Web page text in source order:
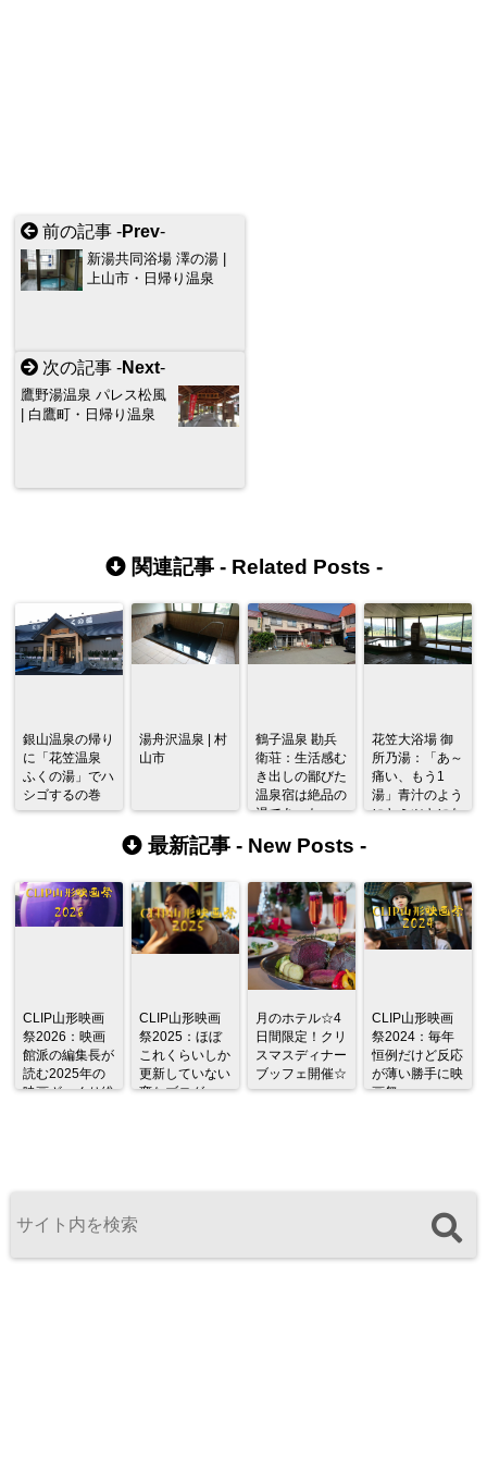
前の記事 -Prev-
新湯共同浴場 澤の湯 |
上山市・日帰り温泉
次の記事 -Next-
鷹野湯温泉 パレス松風
| 白鷹町・日帰り温泉
関連記事 - Related Posts -
銀山温泉の帰り
に「花笠温泉
ふくの湯」でハ
シゴするの巻
湯舟沢温泉 | 村
山市
鶴子温泉 勘兵
衛荘：生活感む
き出しの鄙びた
温泉宿は絶品の
湯であった
花笠大浴場 御
所乃湯：「あ～
痛い、もう1
湯」青汁のよう
にヤミツキにな
最新記事 - New Posts -
CLIP山形映画
祭2026：映画
館派の編集長が
読む2025年の
映画ざっくり総
CLIP山形映画
祭2025：ほぼ
これくらいしか
更新していない
変なブログ
月のホテル☆4
日間限定！クリ
スマスディナー
ブッフェ開催☆
CLIP山形映画
祭2024：毎年
恒例だけど反応
が薄い勝手に映
画祭